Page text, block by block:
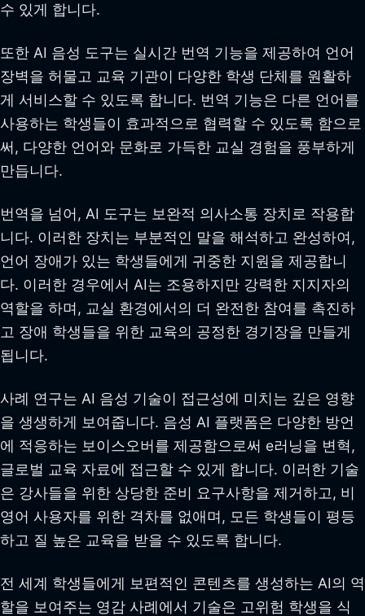
수 있게 합니다.
또한 AI 음성 도구는 실시간 번역 기능을 제공하여 언어
장벽을 허물고 교육 기관이 다양한 학생 단체를 원활하
게 서비스할 수 있도록 합니다. 번역 기능은 다른 언어를
사용하는 학생들이 효과적으로 협력할 수 있도록 함으로
써, 다양한 언어와 문화로 가득한 교실 경험을 풍부하게
만듭니다.
번역을 넘어, AI 도구는 보완적 의사소통 장치로 작용합
니다. 이러한 장치는 부분적인 말을 해석하고 완성하여,
언어 장애가 있는 학생들에게 귀중한 지원을 제공합니
다. 이러한 경우에서 AI는 조용하지만 강력한 지지자의
역할을 하며, 교실 환경에서의 더 완전한 참여를 촉진하
고 장애 학생들을 위한 교육의 공정한 경기장을 만들게
됩니다.
사례 연구는 AI 음성 기술이 접근성에 미치는 깊은 영향
을 생생하게 보여줍니다. 음성 AI 플랫폼은 다양한 방언
에 적응하는 보이스오버를 제공함으로써 e러닝을 변혁,
글로벌 교육 자료에 접근할 수 있게 합니다. 이러한 기술
은 강사들을 위한 상당한 준비 요구사항을 제거하고, 비
영어 사용자를 위한 격차를 없애며, 모든 학생들이 평등
하고 질 높은 교육을 받을 수 있도록 합니다.
전 세계 학생들에게 보편적인 콘텐츠를 생성하는 AI의 역
할을 보여주는 영감 사례에서 기술은 고위험 학생을 식